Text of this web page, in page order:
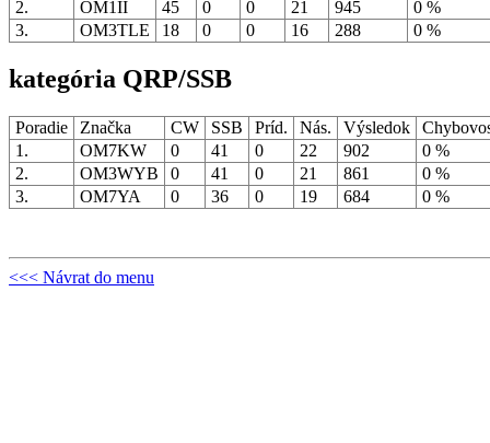
2.
OM1II 45 0 0 21 945
0 %
3.
OM3TLE 18 0 0 16 288 0 %
kategória QRP/SSB
Poradie Značka CW SSB Príd. Nás. Výsledok
1.
OM7KW 0 41 0 22 902
0 %
2.
OM3WYB 0 41 0 21 861
0 %
3.
OM7YA 0 36 0 19 684 0 %
<<< Návrat do menu